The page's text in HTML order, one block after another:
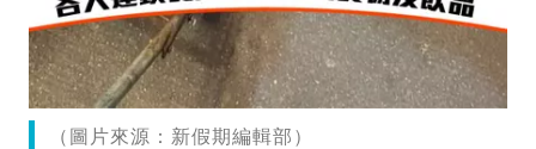
（圖片來源：新假期編輯部）